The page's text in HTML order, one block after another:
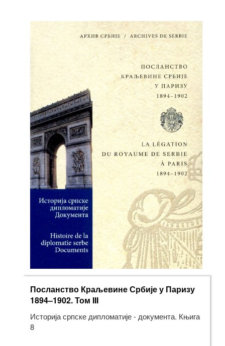
Посланство Краљевине Србије у Паризу
1894–1902. Том III
Историја српске дипломатије - документа. Књига
8